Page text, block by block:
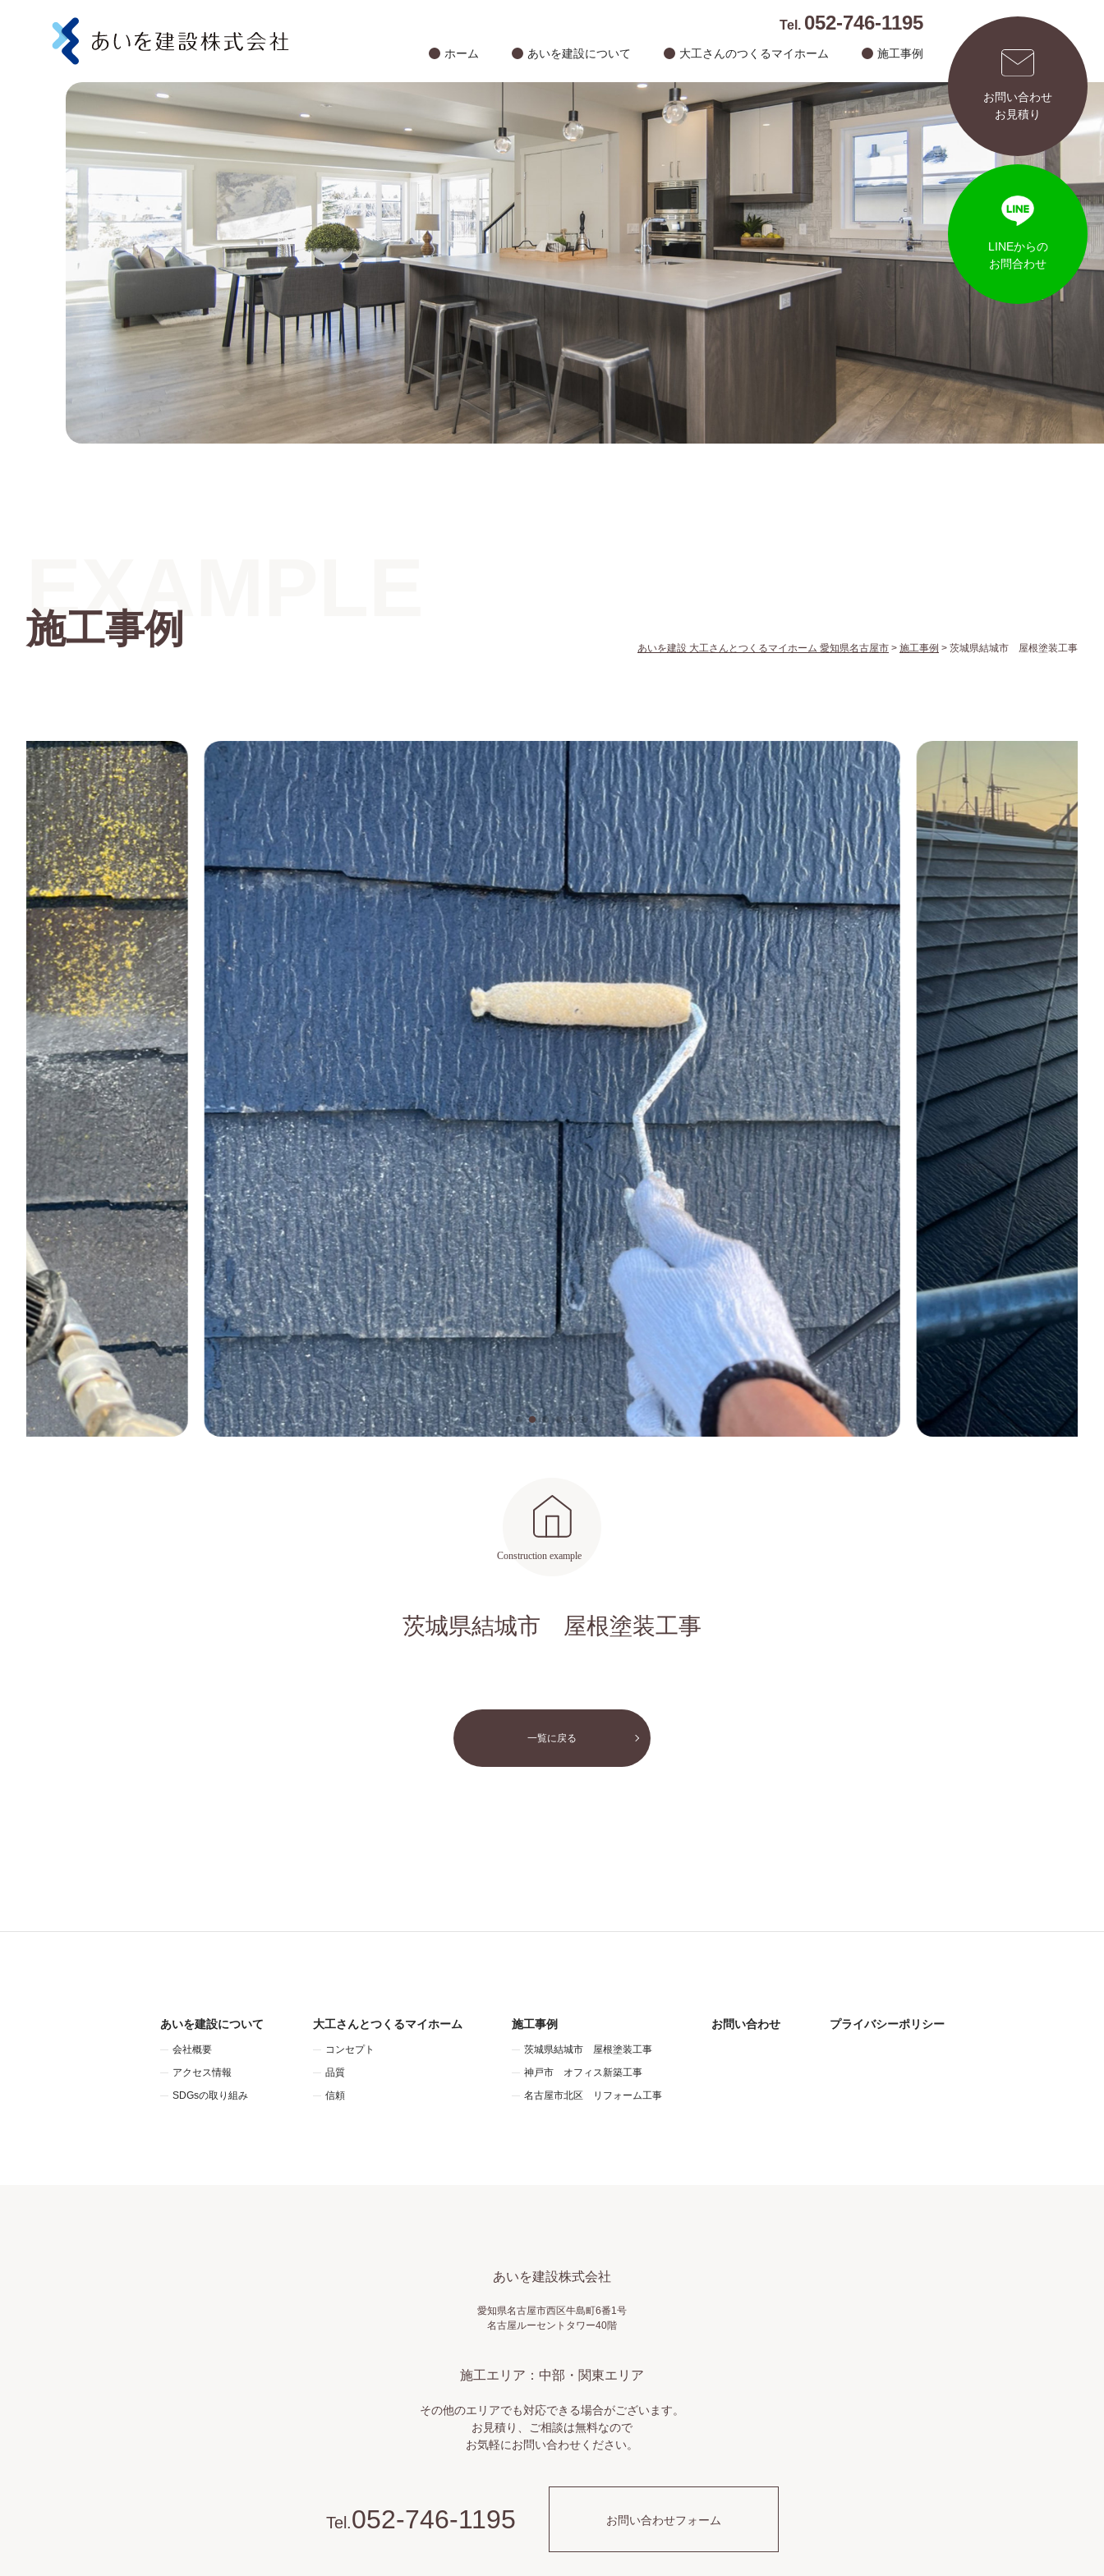
ホーム あいを建設について 大工さんのつくるマイホーム 施工事例
Tel. 052-746-1195
お問い合わせ
お見積り
LINEからの
お問合わせ
あいを建設 大工さんとつくるマイホーム 愛知県名古屋市 > 施工事例 > 茨城県結城市 屋根塗装工事
施工事例
EXAMPLE
茨城県結城市 屋根塗装工事
一覧に戻る
あいを建設について
会社概要
アクセス情報
SDGsの取り組み
大工さんとつくるマイホーム
コンセプト
品質
信頼
施工事例
茨城県結城市 屋根塗装工事
神戸市 オフィス新築工事
名古屋市北区 リフォーム工事
お問い合わせ プライバシーポリシー
あいを建設株式会社
愛知県名古屋市西区牛島町6番1号
名古屋ルーセントタワー40階
施工エリア：中部・関東エリア
その他のエリアでも対応できる場合がございます。
お見積り、ご相談は無料なので
お気軽にお問い合わせください。
Tel.052-746-1195 お問い合わせフォーム